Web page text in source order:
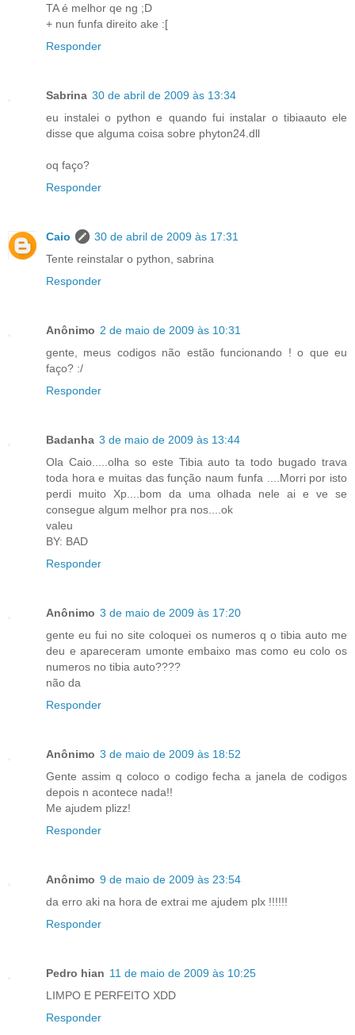
TA é melhor qe ng ;D
+ nun funfa direito ake :[
Responder
Sabrina 30 de abril de 2009 às 13:34
eu instalei o python e quando fui instalar o tibiaauto ele
disse que alguma coisa sobre phyton24.dll
oq faço?
Responder
Caio
30 de abril de 2009 às 17:31
Tente reinstalar o python, sabrina
Responder
Anônimo 2 de maio de 2009 às 10:31
gente, meus codigos não estão funcionando ! o que eu
faço? :/
Responder
Badanha 3 de maio de 2009 às 13:44
Ola Caio.....olha so este Tibia auto ta todo bugado trava
toda hora e muitas das função naum funfa ....Morri por isto
perdi muito Xp....bom da uma olhada nele ai e ve se
consegue algum melhor pra nos....ok
valeu
BY: BAD
Responder
Anônimo 3 de maio de 2009 às 17:20
gente eu fui no site coloquei os numeros q o tibia auto me
deu e apareceram umonte embaixo mas como eu colo os
numeros no tibia auto????
não da
Responder
Anônimo 3 de maio de 2009 às 18:52
Gente assim q coloco o codigo fecha a janela de codigos
depois n acontece nada!!
Me ajudem plizz!
Responder
Anônimo 9 de maio de 2009 às 23:54
da erro aki na hora de extrai me ajudem plx !!!!!!
Responder
Pedro hian 11 de maio de 2009 às 10:25
LIMPO E PERFEITO XDD
Responder